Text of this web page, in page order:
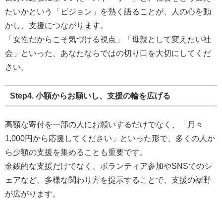
たいかという「ビジョン」を熱く語ることが、人の心を動
かし、支援につながります。
「女性だからこそ気づける視点」「母親として変えたい社
会」といった、あなたならではの切り口を大切にしてくだ
さい。
Step4. 小額からお願いし、支援の輪を広げる
高額な寄付を一部の人にお願いするだけでなく、「月々
1,000円から応援してください」といった形で、多くの人か
ら少額の支援を集めることも重要です。
金銭的な支援だけでなく、ボランティア参加やSNSでのシ
ェアなど、多様な関わり方を提示することで、支援の裾野
が広がります。